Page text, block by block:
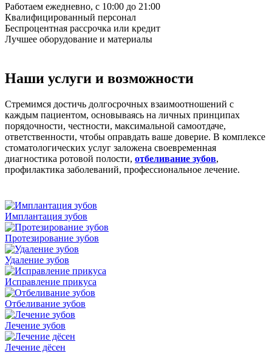
Работаем ежедневно, с 10:00 до 21:00
Квалифицированный персонал
Беспроцентная рассрочка или кредит
Лучшее оборудование и материалы
Наши услуги и возможности
Стремимся достичь долгосрочных взаимоотношений с
каждым пациентом, основываясь на личных принципах
порядочности, честности, максимальной самоотдаче,
ответственности, чтобы оправдать ваше доверие. В комплексе
стоматологических услуг заложена своевременная
диагностика ротовой полости, отбеливание зубов,
профилактика заболеваний, профессиональное лечение.
Имплантация зубов
Протезирование зубов
Удаление зубов
Исправление прикуса
Отбеливание зубов
Лечение зубов
Лечение дёсен